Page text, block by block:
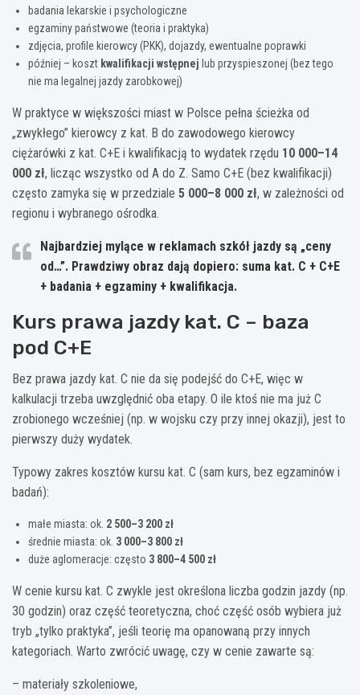
badania lekarskie i psychologiczne
egzaminy państwowe (teoria i praktyka)
zdjęcia, profile kierowcy (PKK), dojazdy, ewentualne poprawki
później – koszt kwalifikacji wstępnej lub przyspieszonej (bez tego
nie ma legalnej jazdy zarobkowej)
W praktyce w większości miast w Polsce pełna ścieżka od
„zwykłego” kierowcy z kat. B do zawodowego kierowcy
ciężarówki z kat. C+E i kwalifikacją to wydatek rzędu 10 000–14
000 zł, licząc wszystko od A do Z. Samo C+E (bez kwalifikacji)
często zamyka się w przedziale 5 000–8 000 zł, w zależności od
regionu i wybranego ośrodka.
Najbardziej mylące w reklamach szkół jazdy są „ceny
od…”. Prawdziwy obraz dają dopiero: suma kat. C + C+E
+ badania + egzaminy + kwalifikacja.
Kurs prawa jazdy kat. C – baza
pod C+E
Bez prawa jazdy kat. C nie da się podejść do C+E, więc w
kalkulacji trzeba uwzględnić oba etapy. O ile ktoś nie ma już C
zrobionego wcześniej (np. w wojsku czy przy innej okazji), jest to
pierwszy duży wydatek.
Typowy zakres kosztów kursu kat. C (sam kurs, bez egzaminów i
badań):
małe miasta: ok. 2 500–3 200 zł
średnie miasta: ok. 3 000–3 800 zł
duże aglomeracje: często 3 800–4 500 zł
W cenie kursu kat. C zwykle jest określona liczba godzin jazdy (np.
30 godzin) oraz część teoretyczna, choć część osób wybiera już
tryb „tylko praktyka”, jeśli teorię ma opanowaną przy innych
kategoriach. Warto zwrócić uwagę, czy w cenie zawarte są:
– materiały szkoleniowe,